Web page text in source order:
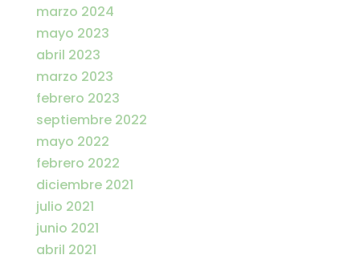
marzo 2024
mayo 2023
abril 2023
marzo 2023
febrero 2023
septiembre 2022
mayo 2022
febrero 2022
diciembre 2021
julio 2021
junio 2021
abril 2021